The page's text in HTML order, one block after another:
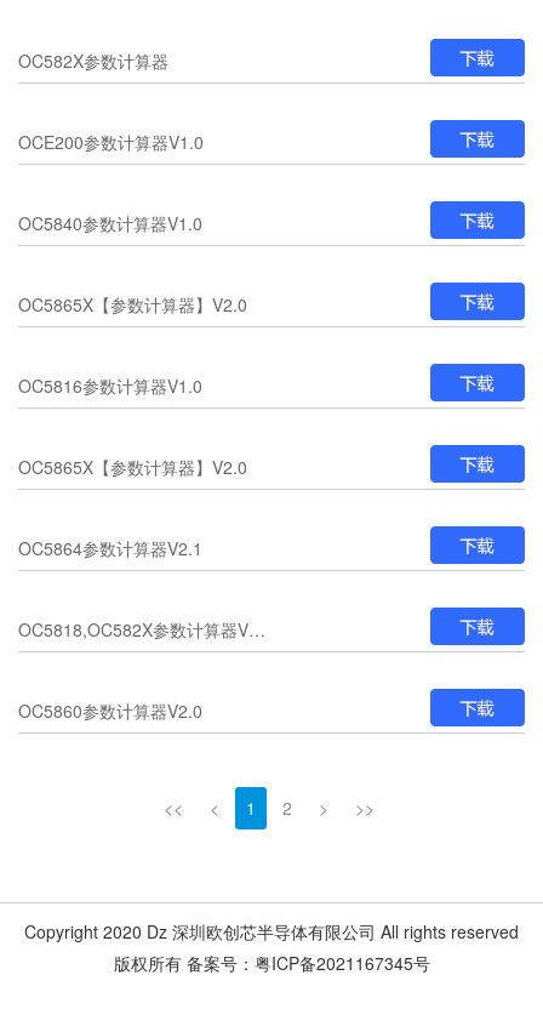
OC582X参数计算器
OCE200参数计算器V1.0
OC5840参数计算器V1.0
OC5865X【参数计算器】V2.0
OC5816参数计算器V1.0
OC5865X【参数计算器】V2.0
OC5864参数计算器V2.1
OC5818,OC582X参数计算器V2.0
OC5860参数计算器V2.0
<< < 1 2 > >>
Copyright 2020 Dz 深圳欧创芯半导体有限公司 All rights reserved
版权所有 备案号：粤ICP备2021167345号